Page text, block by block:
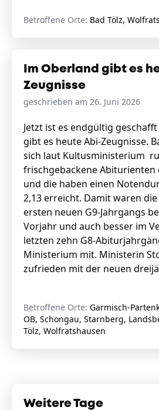
Betroffene Orte: Bad Tölz,
Im Oberland gibt es
Zeugnisse
geschrieben am 26. Juni 2026
Jetzt ist es endgültig
gibt es heute Abi-Zeugnisse.
sich laut Kultusministerium
frischgebackene
und die haben einen
2,13 erreicht. Damit waren
ersten neuen G9-Jahrgangs
Vorjahr und auch besser im
letzten zehn G8-
Ministerium mit. Ministerin
zufrieden mit der neuen
Betroffene Orte: Garmisch-
OB, Schongau, Starnberg,
Tölz, Wolfratshausen
Weitere Tage